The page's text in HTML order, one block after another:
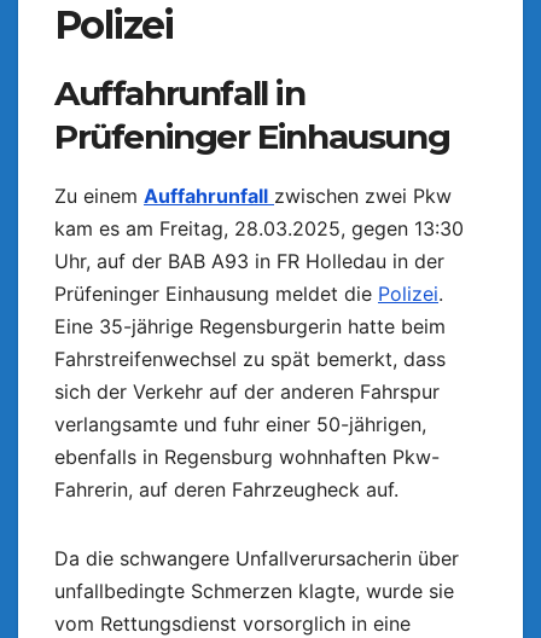
Polizei
Auffahrunfall in
Prüfeninger Einhausung
Zu einem Auffahrunfall zwischen zwei Pkw
kam es am Freitag, 28.03.2025, gegen 13:30
Uhr, auf der BAB A93 in FR Holledau in der
Prüfeninger Einhausung meldet die Polizei.
Eine 35-jährige Regensburgerin hatte beim
Fahrstreifenwechsel zu spät bemerkt, dass
sich der Verkehr auf der anderen Fahrspur
verlangsamte und fuhr einer 50-jährigen,
ebenfalls in Regensburg wohnhaften Pkw-
Fahrerin, auf deren Fahrzeugheck auf.
Da die schwangere Unfallverursacherin über
unfallbedingte Schmerzen klagte, wurde sie
vom Rettungsdienst vorsorglich in eine